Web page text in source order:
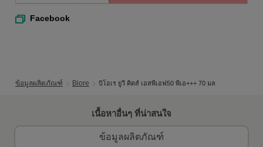
Facebook
ข้อมูลผลิตภัณฑ์ Biore บิโอเร ยูวี คิดส์ เอสพีเอฟ50 พีเอ+++ 70 มล
เนื้อหาอื่นๆ ที่น่าสนใจ
ข้อมูลผลิตภัณฑ์